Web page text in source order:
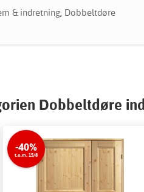
& indretning Dobbeltdøre
Dobbeltdøre
-40%
t.o.m. 15/8